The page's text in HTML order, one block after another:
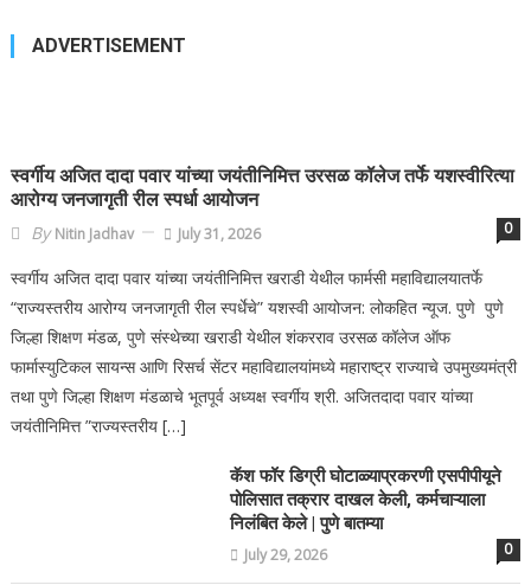
ADVERTISEMENT
स्वर्गीय अजित दादा पवार यांच्या जयंतीनिमित्त उरसळ कॉलेज तर्फे यशस्वीरित्या
आरोग्य जनजागृती रील स्पर्धा आयोजन
ByNitin Jadhav July 31, 2026 0
स्वर्गीय अजित दादा पवार यांच्या जयंतीनिमित्त खराडी येथील फार्मसी महाविद्यालयातर्फे
“राज्यस्तरीय आरोग्य जनजागृती रील स्पर्धेचे” यशस्वी आयोजन: लोकहित न्यूज. पुणे पुणे
जिल्हा शिक्षण मंडळ, पुणे संस्थेच्या खराडी येथील शंकरराव उरसळ कॉलेज ऑफ
फार्मास्युटिकल सायन्स आणि रिसर्च सेंटर महाविद्यालयांमध्ये महाराष्ट्र राज्याचे उपमुख्यमंत्री
तथा पुणे जिल्हा शिक्षण मंडळाचे भूतपूर्व अध्यक्ष स्वर्गीय श्री. अजितदादा पवार यांच्या
जयंतीनिमित्त ”राज्यस्तरीय […]
कॅश फॉर डिग्री घोटाळ्याप्रकरणी एसपीपीयूने
पोलिसात तक्रार दाखल केली, कर्मचाऱ्याला
निलंबित केले | पुणे बातम्या
July 29, 2026 0